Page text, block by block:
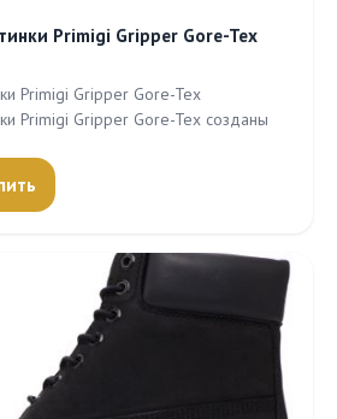
Primigi Gripper Gore-Tex
Primigi Gripper Gore-Tex
Primigi Gripper Gore-Tex созданы